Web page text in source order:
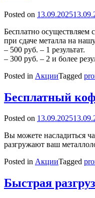
Posted on 13.09.2025
Бесплатно осуществляем
при сдаче металла на
– 500 руб. – 1 результат.
– 300 руб. – 2 и более
Posted in АкцииTagged
Бесплатный
Posted on 13.09.2025
Вы можете насладиться
разгружают ваш
Posted in АкцииTagged
Быстрая